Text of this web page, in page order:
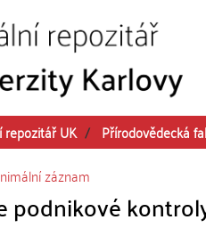
repozitář UK Přírodovědecká
záznam
podnikové